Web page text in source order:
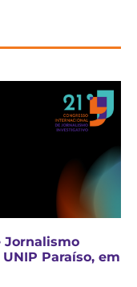
Jornalismo
Paraíso, em